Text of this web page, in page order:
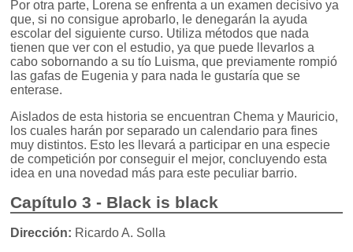
Por otra parte, Lorena se enfrenta a un examen decisivo ya
que, si no consigue aprobarlo, le denegarán la ayuda
escolar del siguiente curso. Utiliza métodos que nada
tienen que ver con el estudio, ya que puede llevarlos a
cabo sobornando a su tío Luisma, que previamente rompió
las gafas de Eugenia y para nada le gustaría que se
enterase.
Aislados de esta historia se encuentran Chema y Mauricio,
los cuales harán por separado un calendario para fines
muy distintos. Esto les llevará a participar en una especie
de competición por conseguir el mejor, concluyendo esta
idea en una novedad más para este peculiar barrio.
Capítulo 3 - Black is black
Dirección: Ricardo A. Solla